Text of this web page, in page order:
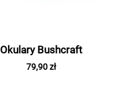
Okulary Bushcraft
79,90 zł